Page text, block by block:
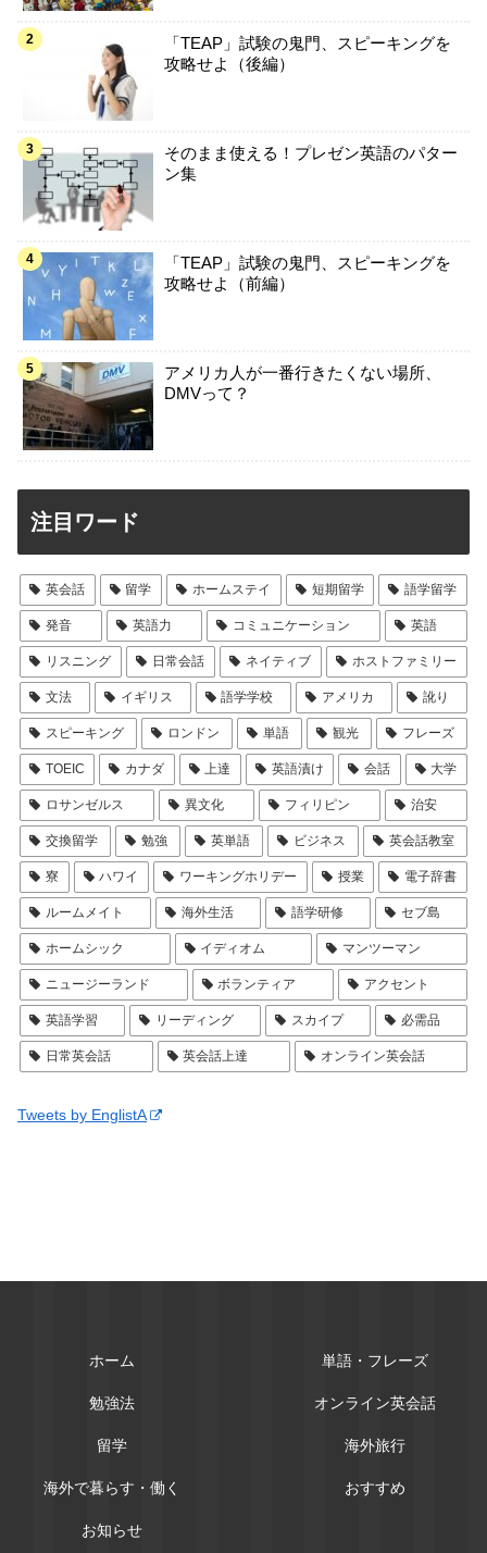
「TEAP」試験の鬼門、スピーキングを
攻略せよ（後編）
そのまま使える！プレゼン英語のパター
ン集
「TEAP」試験の鬼門、スピーキングを
攻略せよ（前編）
アメリカ人が一番行きたくない場所、
DMVって？
注目ワード
英会話 留学 ホームステイ 短期留学 語学留学
発音 英語力 コミュニケーション 英語
リスニング 日常会話 ネイティブ ホストファミリー
文法 イギリス 語学学校 アメリカ 訛り
スピーキング ロンドン 単語 観光 フレーズ
TOEIC カナダ 上達 英語漬け 会話 大学
ロサンゼルス 異文化 フィリピン 治安
交換留学 勉強 英単語 ビジネス 英会話教室
寮 ハワイ ワーキングホリデー 授業 電子辞書
ルームメイト 海外生活 語学研修 セブ島
ホームシック イディオム マンツーマン
ニュージーランド ボランティア アクセント
英語学習 リーディング スカイプ 必需品
日常英会話 英会話上達 オンライン英会話
Tweets by EnglistA
ホーム 単語・フレーズ
勉強法 オンライン英会話
留学 海外旅行
海外で暮らす・働く おすすめ
お知らせ